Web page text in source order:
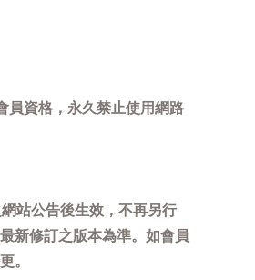
員資格，永久禁止使用網路
站公告後生效，不再另行
新修訂之版本為準。如會員
。